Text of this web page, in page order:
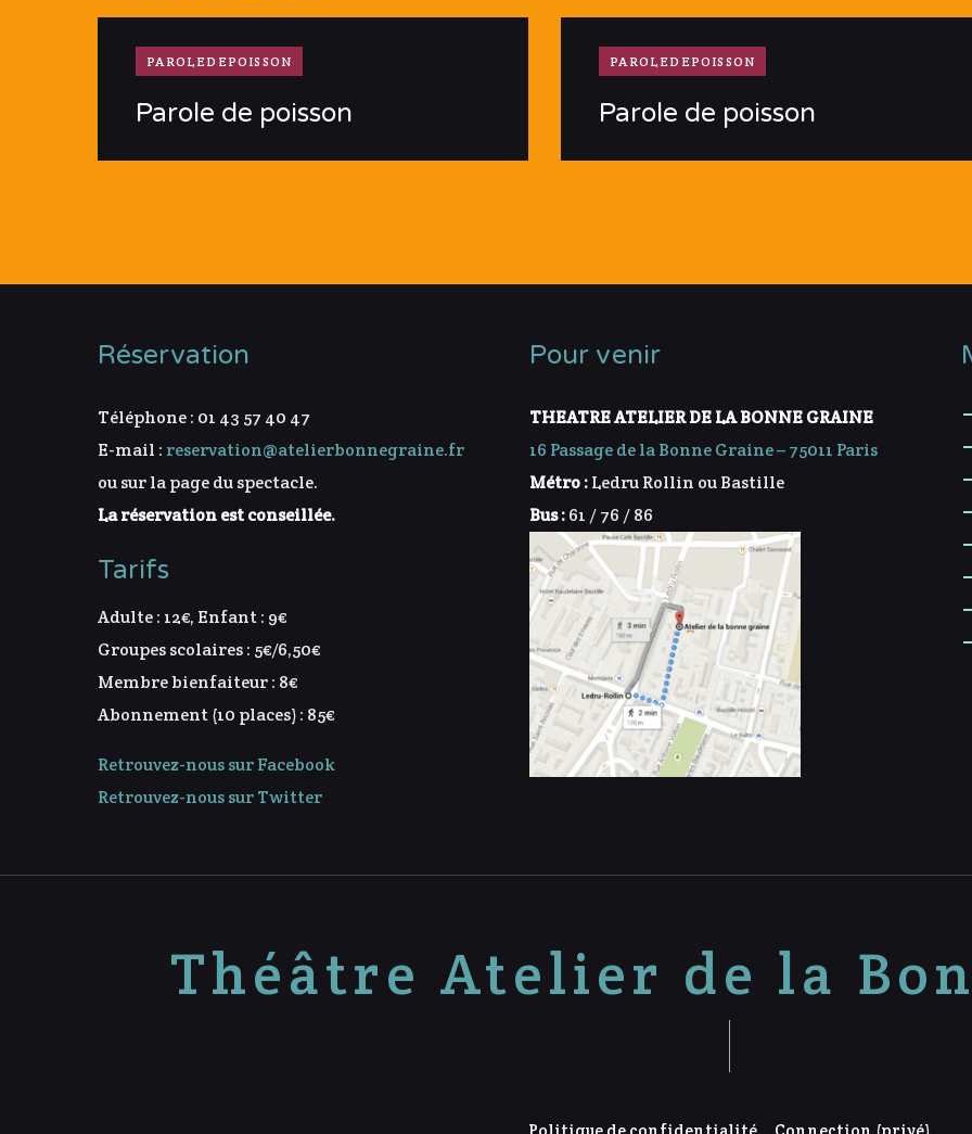
PAROLEDEPOISSON
Parole de poisson
PAROLEDEPOISSON
Parole de poisson
Réservation
Téléphone : 01 43 57 40 47
E-mail : reservation@atelierbonnegraine.fr
ou sur la page du spectacle.
La réservation est conseillée.
Tarifs
Adulte : 12€, Enfant : 9€
Groupes scolaires : 5€/6,50€
Membre bienfaiteur : 8€
Abonnement (10 places) : 85€
Retrouvez-nous sur Facebook
Retrouvez-nous sur Twitter
Pour venir
THEATRE ATELIER DE LA BONNE GRAINE
16 Passage de la Bonne Graine – 75011 Paris
Métro :Ledru Rollin ou Bastille
Bus :61 / 76 / 86
Théâtre Atelier de la